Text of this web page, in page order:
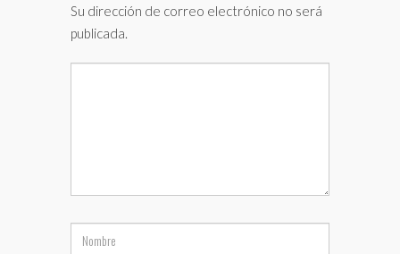
Su dirección de correo electrónico no será
publicada.